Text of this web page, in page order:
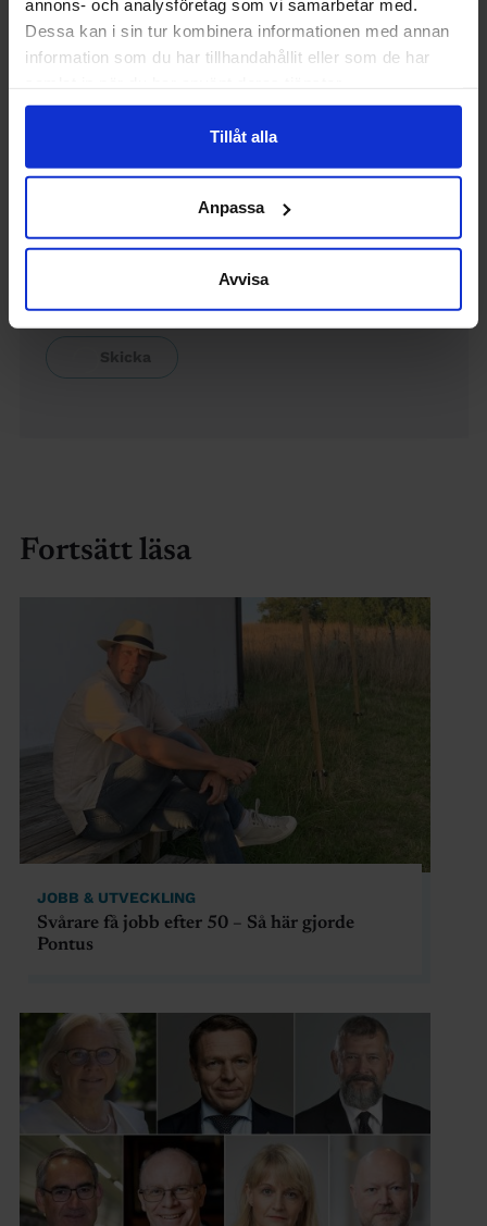
annons- och analysföretag som vi samarbetar med.
Dessa kan i sin tur kombinera informationen med annan
information som du har tillhandahållit eller som de har
Tillåt alla
Anpassa
Avvisa
Skriv en mejladress där vi kan nå dig. Om du är medlem,
använd gärna den mejladress du har lämnat till Sveriges
Ingenjörer. Redaktionen förbehåller sig rätten att korta i
kommentarer.
Fortsätt läsa
JOBB & UTVECKLING
Svårare få jobb efter 50 – Så här gjorde
Pontus